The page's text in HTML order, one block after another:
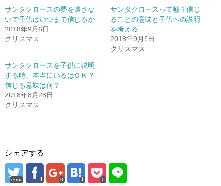
サンタクロースの夢を壊さな
いで子供はいつまで信じるか
2018年9月6日
クリスマス
サンタクロースって嘘？信じ
ることの意味と子供への説明
を考える
2018年9月9日
クリスマス
サンタクロースを子供に説明
する時、本当にいるはＯＫ？
信じる意味は何？
2018年8月28日
クリスマス
シェアする
error 0 0